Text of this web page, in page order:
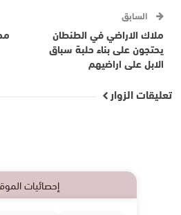
السابق
ملاك الاراضي في الطنطان
يحتجون على بناء حلبة سباق
الابل على اراضيهم
تعليقات الزوار
إحصائيات